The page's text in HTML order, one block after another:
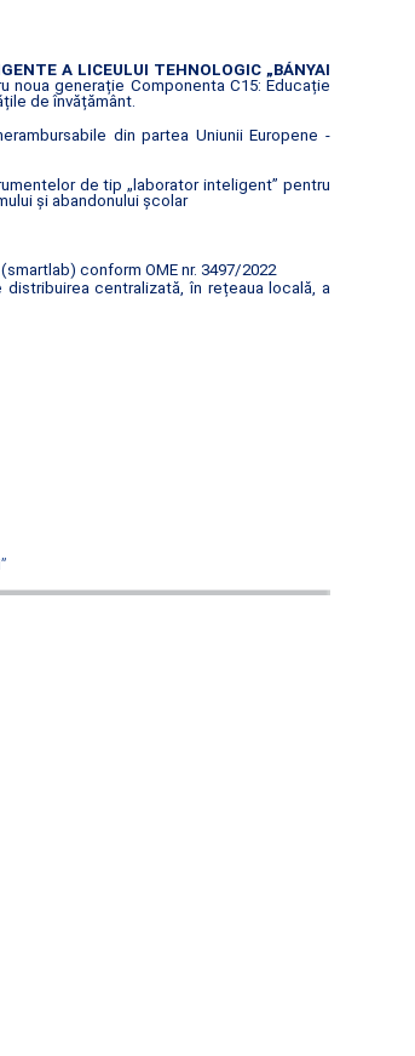
A LICEULUI TEHNOLOGIC „BÁNYAI
noua generație Componenta C15: Educație
de învățământ.
din partea Uniunii Europene -
de tip „laborator inteligent” pentru
și abandonului școlar
conform OME nr. 3497/2022
centralizată, în rețeaua locală, a